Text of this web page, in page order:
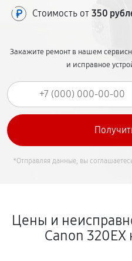
Стоимость от 350
Закажите ремонт в нашем
и исправное
*Отправляя данные, вы
Цены и
Canon